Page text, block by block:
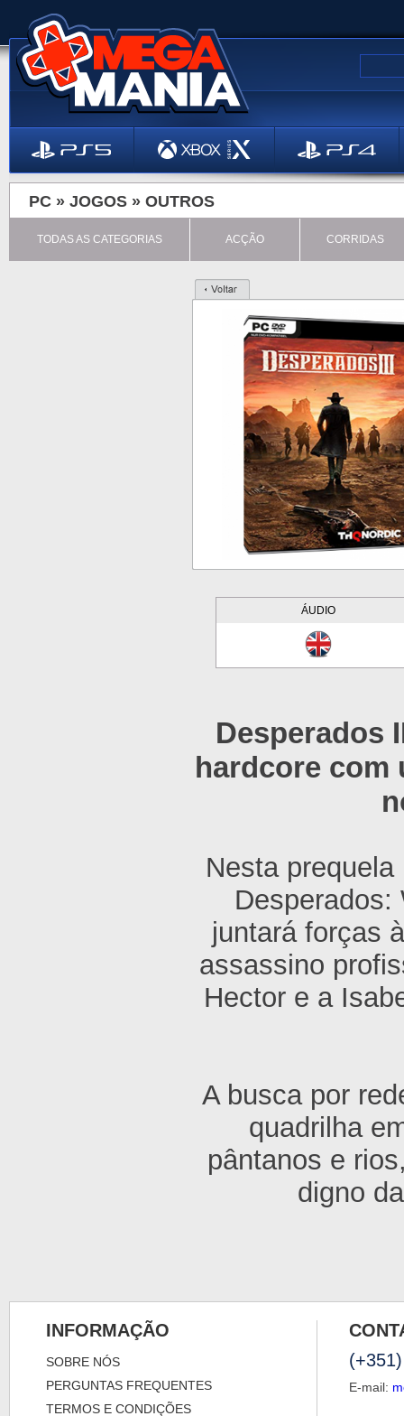
PC » JOGOS » OUTROS
TODAS AS CATEGORIAS ACÇÃO CORRIDAS
ÁUDIO
Desperados
hardcore com
Nesta
Desperados:
juntará forças
assassino
Hector e a
A busca por
quadrilha
pântanos e
digno
INFORMAÇÃO
SOBRE NÓS
PERGUNTAS FREQUENTES
TERMOS E CONDIÇÕES
E-mail: